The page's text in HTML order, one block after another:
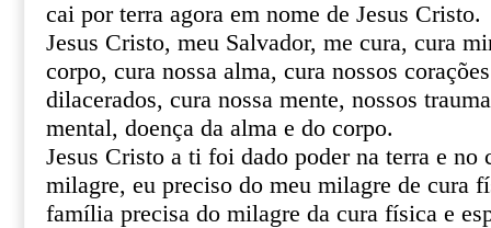
cai por terra agora em nome de Jesus Cristo.
Jesus Cristo, meu Salvador, me cura, cura
corpo, cura nossa alma, cura nossos
dilacerados, cura nossa mente, nossos
mental, doença da alma e do corpo.
Jesus Cristo a ti foi dado poder na terra e no
milagre, eu preciso do meu milagre de cura
família precisa do milagre da cura física e